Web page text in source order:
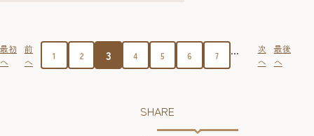
最初
へ
前
へ
1 2 3 4 5 6 7 ...
次
へ
最後
へ
SHARE